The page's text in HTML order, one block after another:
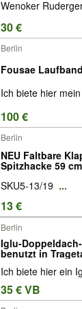
Wenoker
30 €
Berlin
Fousae
Ich biete hier
100 €
Berlin
NEU Faltbare
Spitzhacke 59
SKU5-13/19 ...
13 €
Berlin
Iglu-
benutzt in
Ich biete hier ein
35 € VB